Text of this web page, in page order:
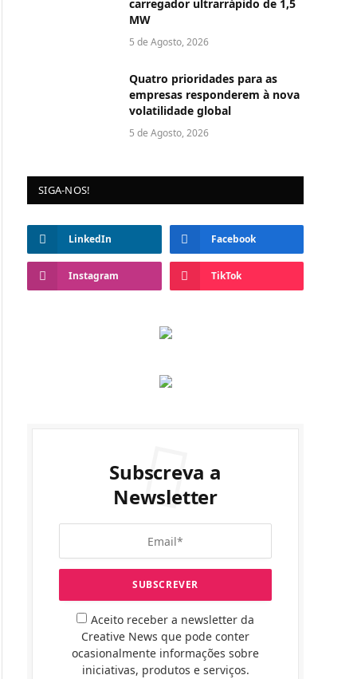
carregador ultrarrápido de 1,5
MW
5 de Agosto, 2026
Quatro prioridades para as
empresas responderem à nova
volatilidade global
5 de Agosto, 2026
SIGA-NOS!
LinkedIn Facebook
Instagram TikTok
Subscreva a
Newsletter
Aceito receber a newsletter da
Creative News que pode conter
ocasionalmente informações sobre
iniciativas, produtos e serviços.